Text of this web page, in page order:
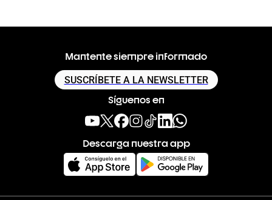
Mantente siempre informado
SUSCRÍBETE A LA NEWSLETTER
Síguenos en
Descarga nuestra app